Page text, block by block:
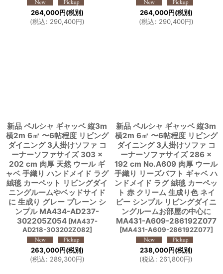
264,000円(税別)
(税込: 290,400円)
264,000円(税別)
(税込: 290,400円)
新品 ペルシャ ギャッベ 縦3m
横2m 6㎡ 〜6帖程度 リビング
ダイニング 3人掛けソファ コ
ーナーソファサイズ 303 ×
202 cm 肉厚 天然 ウール ギ
ャベ 手織り ハンドメイド ラグ
絨毯 カーペット リビングダイ
ニングルームやベッドサイド
に 生成り グレー プレーン シ
ンプル MA434-AD237-
302205Z054 [MA437-
AD218-303202Z082]
263,000円(税別)
(税込: 289,300円)
新品 ペルシャ ギャッベ 縦3m
横2m 6㎡ 〜6帖程度 リビング
ダイニング 3人掛けソファ コ
ーナーソファサイズ 286 ×
192 cm No.A609 肉厚 ウール
手織り リーズバフト ギャベ ハ
ンドメイド ラグ 絨毯 カーペッ
ト 赤 クリーム 生成り色 ネイ
ビー シンプル リビングダイニ
ングルームお部屋の中心に
MA431-A609-286192Z077
[MA431-A609-286192Z077]
238,000円(税別)
(税込: 261,800円)